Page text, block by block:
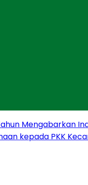
Mengabarkan
kepada PKK